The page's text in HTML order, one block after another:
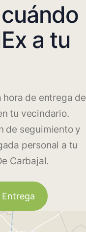
a tu
de entrega de
tu vecindario.
de seguimiento y
personal a tu
Carbajal.